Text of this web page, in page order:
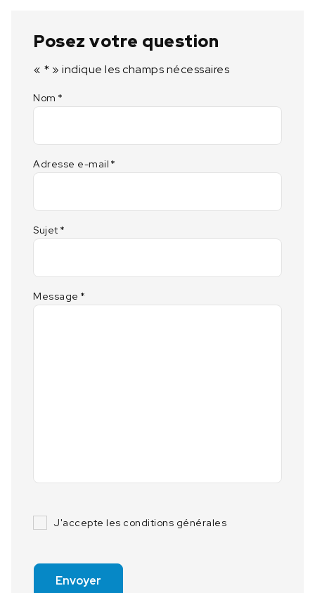
Posez votre question
« * » indique les champs nécessaires
Nom *
Adresse e-mail *
Sujet *
Message *
J'accepte les conditions générales
Envoyer